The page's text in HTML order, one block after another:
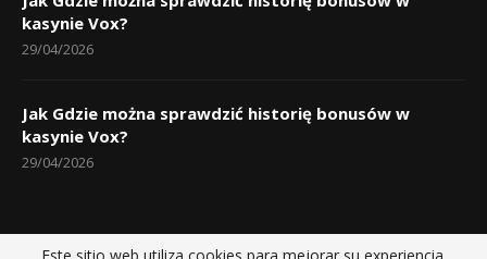
kasynie Vox?
29/04/2026
Jak Gdzie można sprawdzić historię bonusów w
kasynie Vox?
29/04/2026